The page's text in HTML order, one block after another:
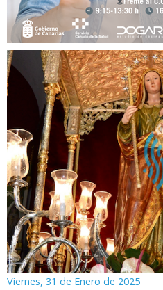
Viernes, 31 de Enero de 2025